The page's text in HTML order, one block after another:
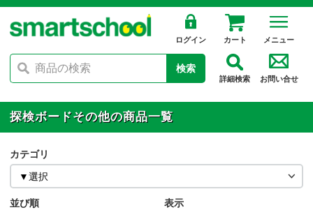
ログイン カート メニュー
検索
詳細検索 お問い合せ
探検ボードその他の商品一覧
カテゴリ
並び順 表示